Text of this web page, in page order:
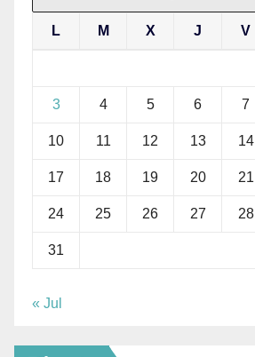
L M X J V
3 4 5 6 7
10 11 12 13 14
17 18 19 20 21
24 25 26 27 28
31
« Jul